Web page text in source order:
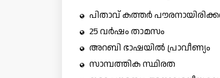
പിതാവ് കത്തർ
25 വർഷം താമസം
അറബി ഭാഷയിൽ പ്രാവീണ്യം
സാമ്പത്തിക സ്ഥിരത